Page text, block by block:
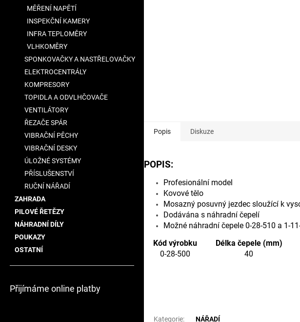
MĚŘENÍ NAPĚTÍ
INSPEKČNÍ KAMERY
INFRA TEPLOMĚRY
VLHKOMĚRY
SPONKOVAČKY A NASTŘELOVAČKY
ELEKTROCENTRÁLY
KOMPRESORY
TOPIDLA A ODVLHČOVAČE
VENTILÁTORY
ŘEZAČE SPÁR
VIBRAČNÍ PĚCHY
VIBRAČNÍ DESKY
ÚLOŽNÉ SYSTÉMY
PŘÍSLUŠENSTVÍ
RUČNÍ NÁŘADÍ
ZAHRADA
PILOVÉ ŘETĚZY
NÁHRADNÍ DÍLY
POUKAZY
OSTATNÍ
Přijímáme online platby
Popis Diskuze
POPIS:
Profesionální model
Kovové tělo
Mosazný posuvný jezdec sloužící k
Dodávána s náhradní čepelí
Možné náhradní čepele 0-28-510 a 1-
Kód výrobku
Délka čepele (mm)
0-28-500
40
Kategorie: NÁŘADÍ